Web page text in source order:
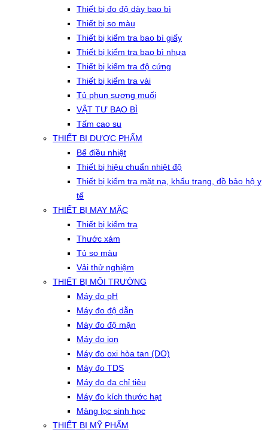
Thiết bị đo độ dày bao bì
Thiết bị so màu
Thiết bị kiểm tra bao bì giấy
Thiết bị kiểm tra bao bì nhựa
Thiết bị kiểm tra độ cứng
Thiết bị kiểm tra vải
Tủ phun sương muối
VẬT TƯ BAO BÌ
Tấm cao su
THIẾT BỊ DƯỢC PHẨM
Bể điều nhiệt
Thiết bị hiệu chuẩn nhiệt độ
Thiết bị kiểm tra mặt nạ, khẩu trang, đồ bảo hộ y
tế
THIẾT BỊ MAY MẶC
Thiết bị kiểm tra
Thước xám
Tủ so màu
Vải thử nghiệm
THIẾT BỊ MÔI TRƯỜNG
Máy đo pH
Máy đo độ dẫn
Máy đo độ mặn
Máy đo ion
Máy đo oxi hòa tan (DO)
Máy đo TDS
Máy đo đa chỉ tiêu
Máy đo kích thước hạt
Màng lọc sinh học
THIẾT BỊ MỸ PHẨM